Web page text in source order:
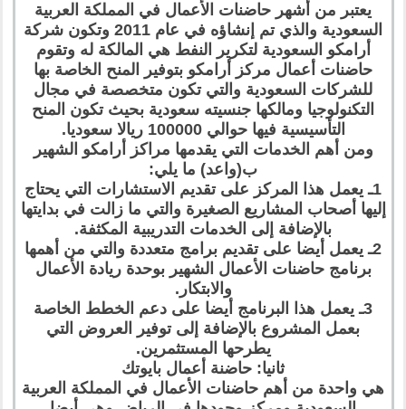
يعتبر من أشهر حاضنات الأعمال في المملكة العربية
السعودية والذي تم إنشاؤه في عام 2011 وتكون شركة
أرامكو السعودية لتكرير النفط هي المالكة له وتقوم
حاضنات أعمال مركز أرامكو بتوفير المنح الخاصة بها
للشركات السعودية والتي تكون متخصصة في مجال
التكنولوجيا ومالكها جنسيته سعودية بحيث تكون المنح
التأسيسية فيها حوالي 100000 ريالا سعوديا.
ومن أهم الخدمات التي يقدمها مراكز أرامكو الشهير
ب(واعد) ما يلي:
1ـ يعمل هذا المركز على تقديم الاستشارات التي يحتاج
إليها أصحاب المشاريع الصغيرة والتي ما زالت في بدايتها
بالإضافة إلى الخدمات التدريبية المكثفة.
2ـ يعمل أيضا على تقديم برامج متعددة والتي من أهمها
برنامج حاضنات الأعمال الشهير بوحدة ريادة الأعمال
والابتكار.
3ـ يعمل هذا البرنامج أيضا على دعم الخطط الخاصة
بعمل المشروع بالإضافة إلى توفير العروض التي
يطرحها المستثمرين.
ثانيا: حاضنة أعمال بايوتك
هي واحدة من أهم حاضنات الأعمال في المملكة العربية